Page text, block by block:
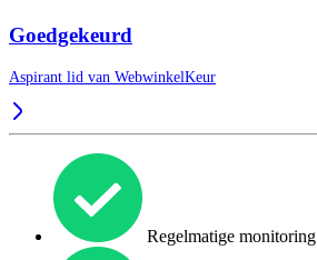
Goedgekeurd
Aspirant lid van WebwinkelKeur
Regelmatige monitoring